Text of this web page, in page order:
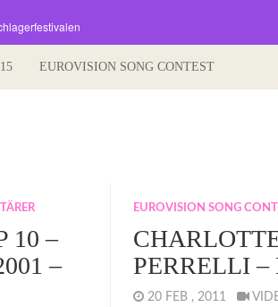
EUROVISION SONG CONTEST
10 –
–
EUROVISION SONG
PERRELLI –
20 FEB , 2011